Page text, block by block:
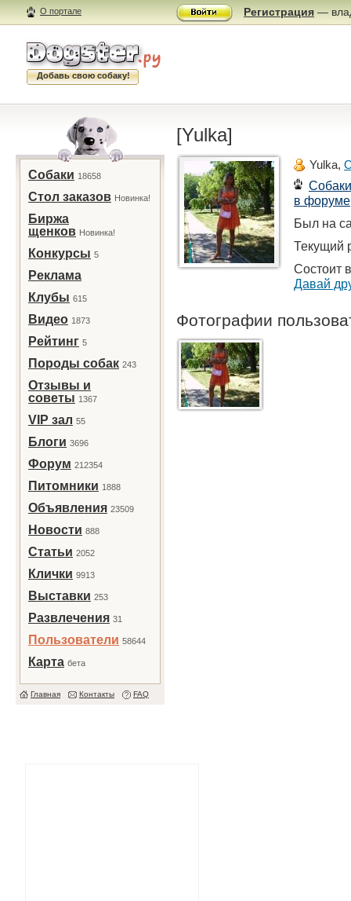
О портале Регистрация —
Добавь свою собаку!
Собаки 18658
Стол заказов Новинка!
Биржа
щенков Новинка!
Конкурсы 5
Реклама
Клубы 615
Видео 1873
Рейтинг 5
Породы собак 243
Отзывы и
советы 1367
VIP зал 55
Блоги 3696
Форум 212354
Питомники 1888
Объявления 23509
Новости 888
Статьи 2052
Клички 9913
Выставки 253
Развлечения 31
Пользователи 58644
Карта бета
Главная Контакты FAQ
[Yulka]
Yulka,
Собаки
в форуме
Был на
Текущий
Состоит
Давай
Фотографии